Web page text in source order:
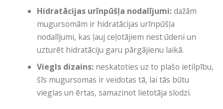
Hidratācijas urīnpūšļa nodalījumi:dažām
mugursomām ir hidratācijas urīnpūšļa
nodalījumi, kas ļauj ceļotājiem nest ūdeni un
uzturēt hidratāciju garu pārgājienu laikā.
Viegls dizains: neskatoties uz to plašo ietilpību,
šīs mugursomas ir veidotas tā, lai tās būtu
vieglas un ērtas, samazinot lietotāja slodzi.